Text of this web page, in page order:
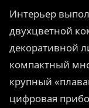
Интерьер
двухцветной
декоративной
компактный
крупный
цифровая